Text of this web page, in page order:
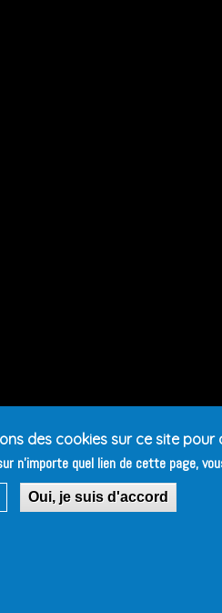
des cookies sur ce site
n'importe quel lien de cette page,
Oui, je suis d'accord